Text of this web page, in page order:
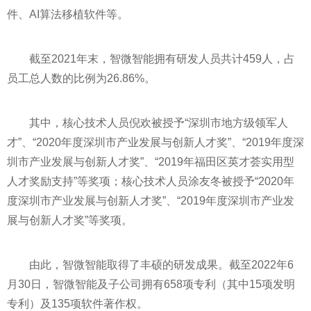
件、AI算法移植软件等。
截至2021年末，智微智能拥有研发人员共计459人，占
员工总人数的比例为26.86%。
其中，核心技术人员倪欢被授予“深圳市地方级领军人
才”、“2020年度深圳市产业发展与创新人才奖”、“2019年度深
圳市产业发展与创新人才奖”、“2019年福田区英才荟实用型
人才奖励支持”等奖项；核心技术人员涂友冬被授予“2020年
度深圳市产业发展与创新人才奖”、“2019年度深圳市产业发
展与创新人才奖”等奖项。
由此，智微智能取得了丰硕的研发成果。截至2022年6
月30日，智微智能及子公司拥有658项专利（其中15项发明
专利）及135项软件著作权。